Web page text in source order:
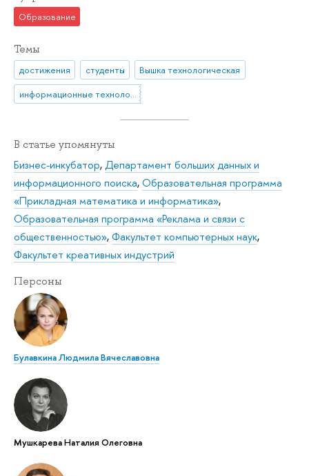
Образование
Темы
достижения студенты
Вышка технологическая
информационные технологии
В статье упомянуты
Бизнес-инкубатор,Департамент больших данных и
информационного поиска,Образовательная программа
«Прикладная математика и информатика»,
Образовательная программа «Реклама и связи с
общественностью»,Факультет компьютерных наук,
Факультет креативных индустрий
Персоны
Булавкина Людмила Вячеславовна
Мушкарева Наталия Олеговна